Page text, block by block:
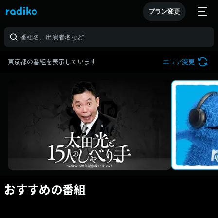
プラン変更
東京都の番組を表示しています エリア変更
おすすめの番組